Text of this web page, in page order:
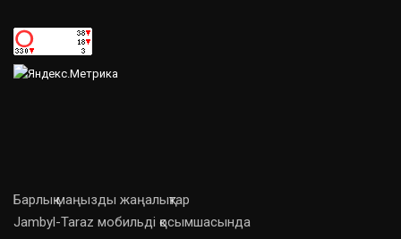
Барлық маңызды жаңалықтар
Jambyl-Taraz мобильді қосымшасында